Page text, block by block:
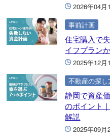
2026年04月
事前計画
住宅購入で
イフプラン
2025年12月
不動産の探し
静岡で資産
のポイント
解説
2025年09月